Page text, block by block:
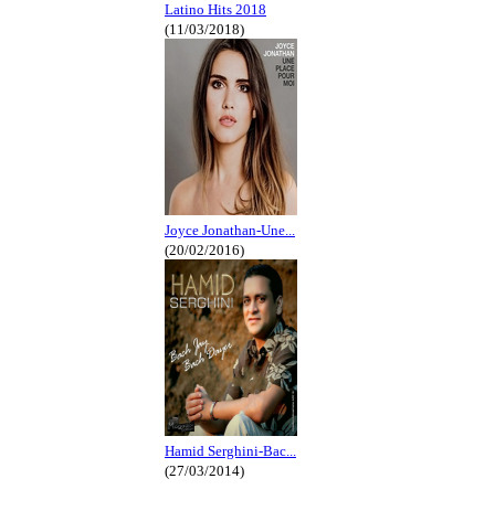
Latino Hits 2018
(11/03/2018)
Joyce Jonathan-Une...
(20/02/2016)
Hamid Serghini-Bac...
(27/03/2014)